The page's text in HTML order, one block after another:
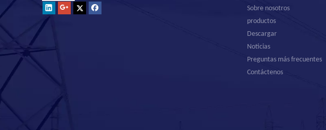
Sobre nosotros
productos
Descargar
Noticias
Preguntas más frecuentes
Contáctenos